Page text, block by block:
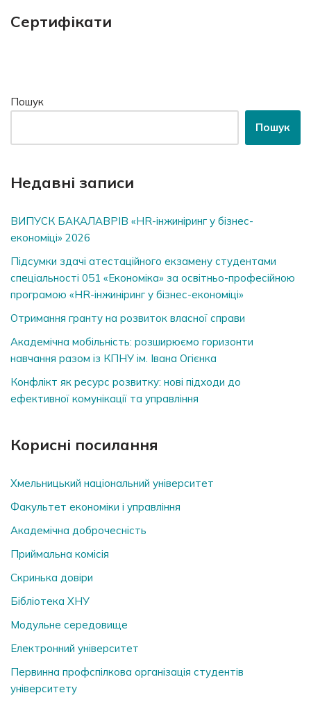
Сертифікати
Пошук
Пошук
Недавні записи
ВИПУСК БАКАЛАВРІВ «HR-інжиніринг у бізнес-
економіці» 2026
Підсумки здачі атестаційного екзамену студентами
спеціальності 051 «Економіка» за освітньо-професійною
програмою «HR-інжиніринг у бізнес-економіці»
Отримання гранту на розвиток власної справи
Академічна мобільність: розширюємо горизонти
навчання разом із КПНУ ім. Івана Огієнка
Конфлікт як ресурс розвитку: нові підходи до
ефективної комунікації та управління
Корисні посилання
Хмельницький національний університет
Факультет економіки і управління
Академічна доброчесність
Приймальна комісія
Скринька довiри
Бібліотека ХНУ
Модульне середовище
Електронний університет
Первинна профспілкова організація студентів
університету